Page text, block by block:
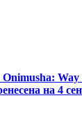
Way
на 4